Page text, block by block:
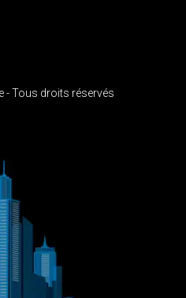
- Tous droits réservés